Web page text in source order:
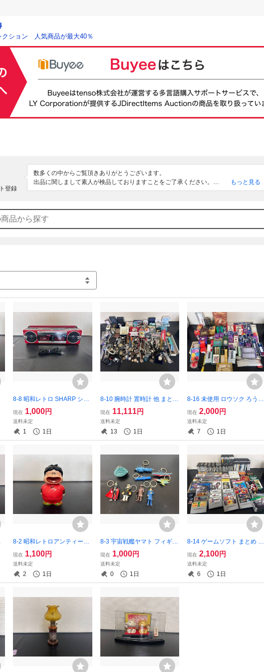
クション 人気商品が最大40％
登録
数多くの中からご覧頂きありがとうございます。
出品に関しまして素人が検品しておりますことをご了承ください。
商品ページ内には、商品やお取引に関する情報・詳細画像・送料配送方法等が記載さ
領収書の発行、落札後のキャンセル・クレーム・不良品以外の返品はお断りさせて頂
きます。
商品到着後、記載のない不具合がございましたら2日以内にご連絡をお願い致しま
迅速かつ丁寧にスムーズなお取引が出来るように努めて参りますので取引完了までよ
ろしくお願い致します。
もっと見る
8-8 昭和レトロ SHARP シャ
ープ QT77R FM/AMステレオ
ダブルカセット ラジカセ 通
電・ラジオ聴取確認済 画像
分 現状品 返品交換不可
現在 1,000円
送料未定
1 1日
8-10 腕時計 置時計 他 まとめ
CITIZEN DIESELTIME SEIKO
CASIO 他 約12.4㎏ 記名有含
む 動作未確認 画像分 現状品
返品交換不可
現在 11,111円
送料未定
13 1日
8-16 未使用 ロウソク ろうそ
く 蝋燭 まとめ 和ろうそく コ
ガネ カメヤマ 光源氏 錦盛 他
約15㎏ 破損品含 画像分 現状
品 返品交換不可
現在 2,000円
送料未定
7 1日
8-2 昭和レトロアンティーク
さすがの猿飛 猿飛肉丸 東海
銀行 ソフビ人形 画像分 現状
品 返品交換不可
現在 1,100円
送料未定
2 1日
8-3 宇宙戦艦ヤマト フィギュ
ア キーホルダー まとめ 画像
分 現状品 返品交換不可
現在 1,000円
送料未定
0 1日
8-14 ゲームソフト まとめ PS
PSP SEGA SFC FC など 約1
6.7㎏ 抜け有 中身相違有 完全
動作未確認 画像分 現状品 返
品交換不可
現在 2,100円
送料未定
6 1日